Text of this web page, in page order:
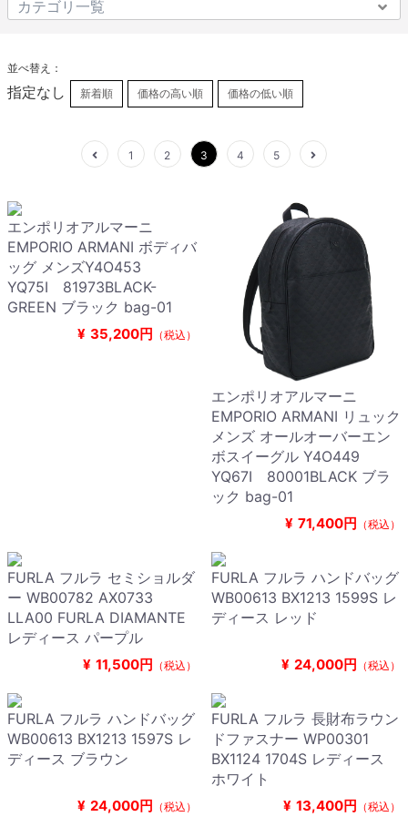
並べ替え：
指定なし 新着順 価格の高い順 価格の低い順
1 2 3 4 5
エンポリオアルマーニ
EMPORIO ARMANI ボディバ
ッグ メンズY4O453
YQ75I 81973BLACK-
GREEN ブラック bag-01
¥ 35,200円 （税込）
エンポリオアルマーニ
EMPORIO ARMANI リュック
メンズ オールオーバーエン
ボスイーグル Y4O449
YQ67I 80001BLACK ブラ
ック bag-01
¥ 71,400円 （税込）
FURLA フルラ セミショルダ
ー WB00782 AX0733
LLA00 FURLA DIAMANTE
レディース パープル
¥ 11,500円 （税込）
FURLA フルラ ハンドバッグ
WB00613 BX1213 1599S レ
ディース レッド
¥ 24,000円 （税込）
FURLA フルラ ハンドバッグ
WB00613 BX1213 1597S レ
ディース ブラウン
¥ 24,000円 （税込）
FURLA フルラ 長財布ラウン
ドファスナー WP00301
BX1124 1704S レディース
ホワイト
¥ 13,400円 （税込）